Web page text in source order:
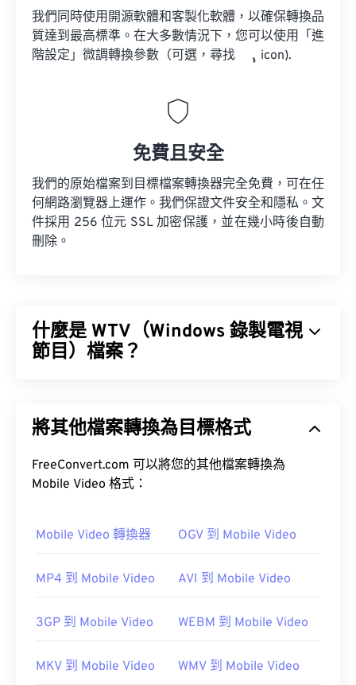
我們同時使用開源軟體和客製化軟體，以確保轉換品
質達到最高標準。在大多數情況下，您可以使用「進
階設定」微調轉換參數（可選，尋找
icon).
免費且安全
我們的原始檔案到目標檔案轉換器完全免費，可在任
何網路瀏覽器上運作。我們保證文件安全和隱私。文
件採用 256 位元 SSL 加密保護，並在幾小時後自動
刪除。
什麼是 WTV（Windows 錄製電視
節目）檔案？
媒體容器，它使用MPEG-2和MPEG-4壓縮視頻，
href="https://en.wikipedia.org/wiki/Dolby_AC-
3">Dolby Digital AC-3
DVR-
如何開啟 WTV 檔案？
WTV 檔案的最佳方法是使用。如果內容受版權保
將其他檔案轉換為目標格式
FreeConvert.com 可以將您的其他檔案轉換為
Mobile Video 格式：
Mobile Video 轉換器 OGV 到 Mobile Video
MP4 到 Mobile Video AVI 到 Mobile Video
3GP 到 Mobile Video WEBM 到 Mobile Video
MKV 到 Mobile Video WMV 到 Mobile Video